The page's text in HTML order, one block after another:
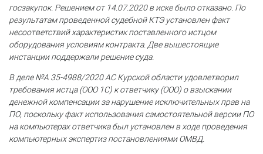
госзакупок. Решением от 14.07.2020 в иске было отказано. По
результатам проведенной судебной КТЭ установлен факт
несоответствий характеристик поставленного истцом
оборудования условиям контракта. Две вышестоящие
инстанции поддержали решение суда.
В деле №А 35-4988/2020 АС Курской области удовлетворил
требования истца (ООО 1С) к ответчику (ООО) о взыскании
денежной компенсации за нарушение исключительных прав на
ПО, поскольку факт использования самостоятельной версии ПО
на компьютерах ответчика был установлен в ходе проведения
компьютерных экспертиз постановлениями ОМВД.